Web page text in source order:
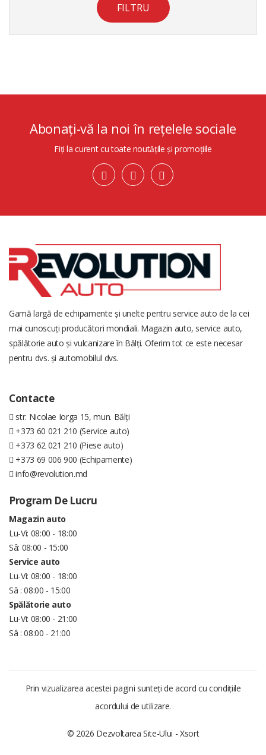
FILTRU
Abonați-vă la noi în rețelele sociale
Fiți la curent cu toate noutățile și promoțiile
Gamă largă de echipamente și unelte pentru service auto de la cei
mai cunoscuți producători mondiali. Magazin auto, service auto,
spălătorie auto și vulcanizare în Bălți. Oferim tot ce este necesar
pentru dvs. și automobilul dvs.
Contacte
str. Nicolae Iorga 15, mun. Bălți
+373 60 021 210 (Service auto)
+373 62 021 210 (Piese auto)
+373 69 006 900 (Echipamente)
info@revolution.md
Program De Lucru
Magazin auto
Lu-Vi: 08:00 - 18:00
Sâ: 08:00 - 15:00
Service auto
Lu-Vi: 08:00 - 18:00
Sâ : 08:00 - 15:00
Spălătorie auto
Lu-Vi: 08:00 - 21:00
Sâ : 08:00 - 21:00
Prin vizualizarea acestei pagini sunteți de acord cu condițiile
acordului de utilizare.
© 2026 Dezvoltarea Site-Ului - Xsort